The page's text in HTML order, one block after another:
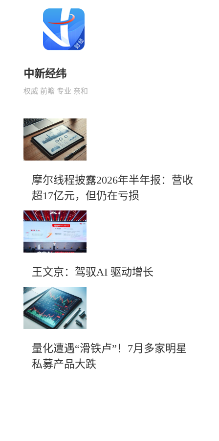
中新经纬
权威 前瞻 专业 亲和
摩尔线程披露2026年半年报：营收
超17亿元，但仍在亏损
王文京：驾驭AI 驱动增长
量化遭遇“滑铁卢”！7月多家明星
私募产品大跌